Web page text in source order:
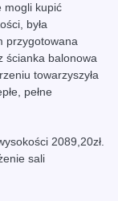
mogli kupić
była
przygotowana
ścianka balonowa
towarzyszyła
pełne
2089,20zł.
sali